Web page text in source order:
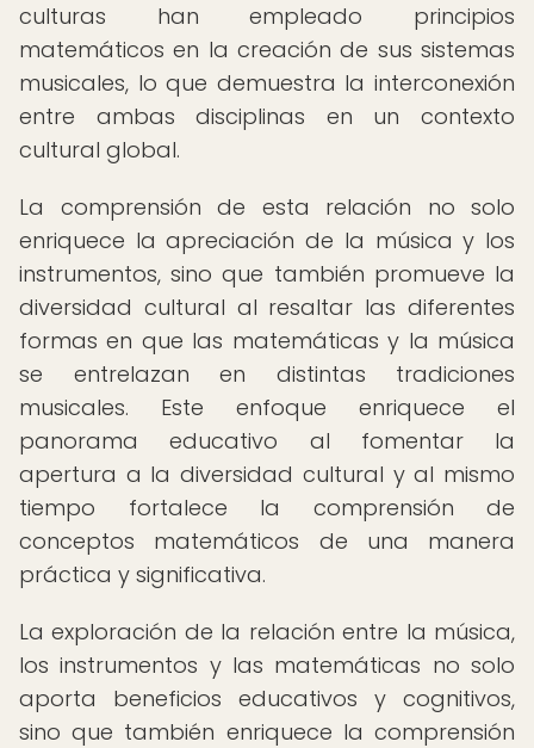
culturas han empleado principios
matemáticos en la creación de sus sistemas
musicales, lo que demuestra la interconexión
entre ambas disciplinas en un contexto
cultural global.
La comprensión de esta relación no solo
enriquece la apreciación de la música y los
instrumentos, sino que también promueve la
diversidad cultural al resaltar las diferentes
formas en que las matemáticas y la música
se entrelazan en distintas tradiciones
musicales. Este enfoque enriquece el
panorama educativo al fomentar la
apertura a la diversidad cultural y al mismo
tiempo fortalece la comprensión de
conceptos matemáticos de una manera
práctica y significativa.
La exploración de la relación entre la música,
los instrumentos y las matemáticas no solo
aporta beneficios educativos y cognitivos,
sino que también enriquece la comprensión